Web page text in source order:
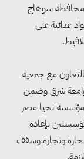
محافظة سوهاج
ومواد غذائية على
مع جمعية
شرق وضمن
تحيا مصر
بإعادة
محارة ونجارة وسقف
إلى 5.8% خلال